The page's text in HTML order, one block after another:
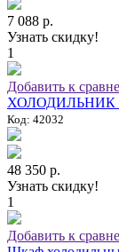
7 088 р.
Узнать скидку!
1
Добавить к
ХОЛОДИЛЬНИК
Код: 42032
48 350 р.
Узнать скидку!
1
Добавить к